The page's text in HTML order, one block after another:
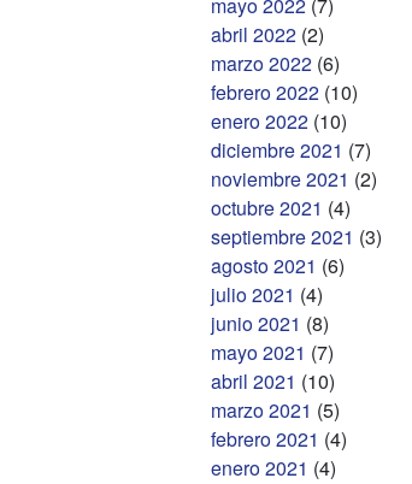
abril 2022 (2)
marzo 2022 (6)
febrero 2022 (10)
enero 2022 (10)
diciembre 2021 (7)
noviembre 2021 (2)
octubre 2021 (4)
septiembre 2021 (3)
agosto 2021 (6)
julio 2021 (4)
junio 2021 (8)
mayo 2021 (7)
abril 2021 (10)
marzo 2021 (5)
febrero 2021 (4)
enero 2021 (4)